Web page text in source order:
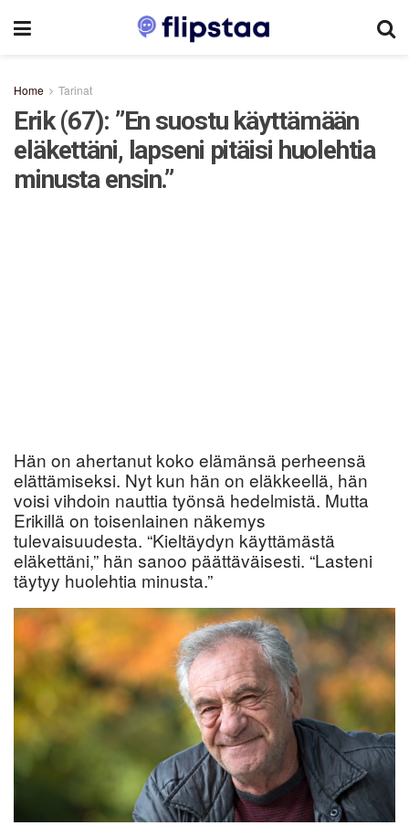
Home Tarinat
Erik (67): ”En suostu käyttämään
eläkettäni, lapseni pitäisi huolehtia
minusta ensin.”
Hän on ahertanut koko elämänsä perheensä
elättämiseksi. Nyt kun hän on eläkkeellä, hän
voisi vihdoin nauttia työnsä hedelmistä. Mutta
Erikillä on toisenlainen näkemys
tulevaisuudesta. “Kieltäydyn käyttämästä
eläkettäni,” hän sanoo päättäväisesti. “Lasteni
täytyy huolehtia minusta.”